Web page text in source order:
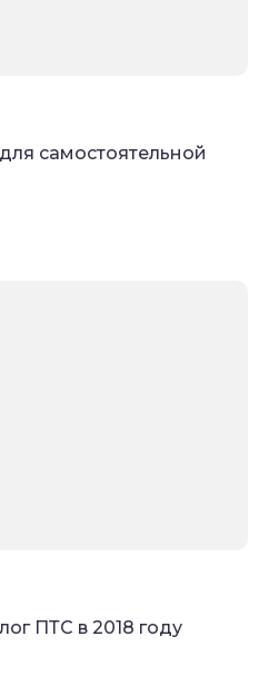
самостоятельной
ПТС в 2018 году